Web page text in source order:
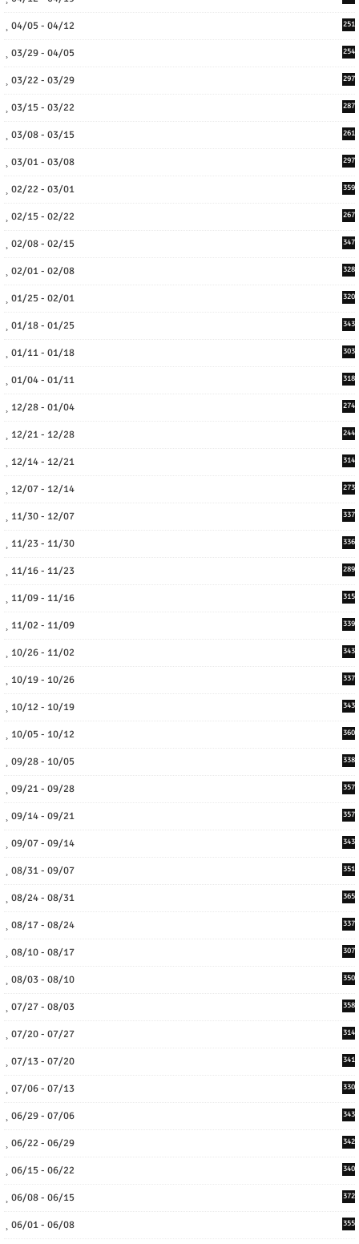
04/05 - 04/12 251
03/29 - 04/05 254
03/22 - 03/29 297
03/15 - 03/22 287
03/08 - 03/15 261
03/01 - 03/08 297
02/22 - 03/01 359
02/15 - 02/22 267
02/08 - 02/15 347
02/01 - 02/08 328
01/25 - 02/01 320
01/18 - 01/25 343
01/11 - 01/18 303
01/04 - 01/11 318
12/28 - 01/04 274
12/21 - 12/28 244
12/14 - 12/21 314
12/07 - 12/14 273
11/30 - 12/07 337
11/23 - 11/30 336
11/16 - 11/23 289
11/09 - 11/16 315
11/02 - 11/09 339
10/26 - 11/02 343
10/19 - 10/26 337
10/12 - 10/19 343
10/05 - 10/12 360
09/28 - 10/05 338
09/21 - 09/28 357
09/14 - 09/21 357
09/07 - 09/14 343
08/31 - 09/07 351
08/24 - 08/31 365
08/17 - 08/24 337
08/10 - 08/17 307
08/03 - 08/10 350
07/27 - 08/03 358
07/20 - 07/27 314
07/13 - 07/20 341
07/06 - 07/13 330
06/29 - 07/06 343
06/22 - 06/29 342
06/15 - 06/22 340
06/08 - 06/15 372
06/01 - 06/08 355